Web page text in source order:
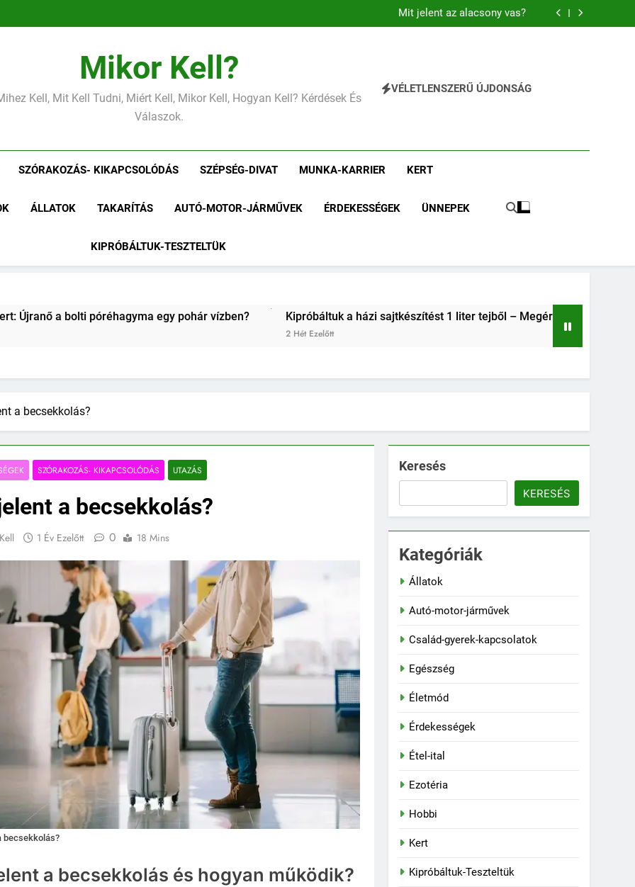
Mit jelent az alacsony vas?
Miért fáj a váll?
Mit jelent az alacsony vérnyomás?
Mikor Kell?
Kell, Mit Kell Tudni, Miért Kell, Mikor Kell, Hogyan Kell? Kérdések És
Válaszok.
VÉLETLENSZERŰ ÚJDONSÁG
SZÓRAKOZÁS- KIKAPCSOLÓDÁS SZÉPSÉG-DIVAT MUNKA-KARRIER KERT
ÁLLATOK TAKARÍTÁS AUTÓ-MOTOR-JÁRMŰVEK ÉRDEKESSÉGEK ÜNNEPEK
KIPRÓBÁLTUK-TESZTELTÜK
Kipróbáltuk a házi sajtkészítést 1 liter tejből – Megéri a macerát? Kipróbáltuk: 3 vadregényes túraútvonal
a becsekkolás?
SZÓRAKOZÁS- KIKAPCSOLÓDÁS UTAZÁS
a becsekkolás?
1 Év Ezelőtt 0 18 Mins
becsekkolás?
a becsekkolás és hogyan működik?
Keresés
KERESÉS
Kategóriák
Állatok
Autó-motor-járművek
Család-gyerek-kapcsolatok
Egészség
Életmód
Érdekességek
Étel-ital
Ezotéria
Hobbi
Kert
Kipróbáltuk-Teszteltük